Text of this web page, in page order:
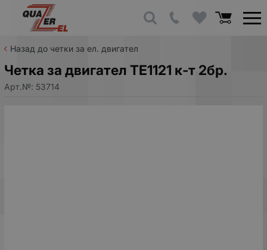
Назад до четки за ел. двигател
Четка за двигател TE1121 к-т 2бр.
Арт.№: 53714